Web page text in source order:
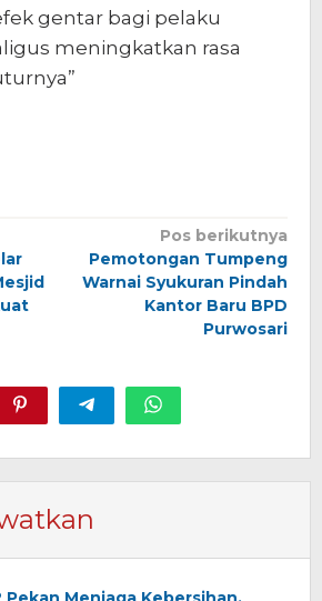
gentar bagi pelaku
meningkatkan rasa
Pos berikutnya
Pemotongan Tumpeng
Warnai Syukuran Pindah
Kantor Baru BPD
Purwosari